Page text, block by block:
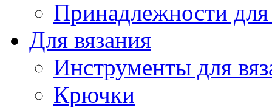
Принадлежности
Для вязания
Инструменты для
Крючки